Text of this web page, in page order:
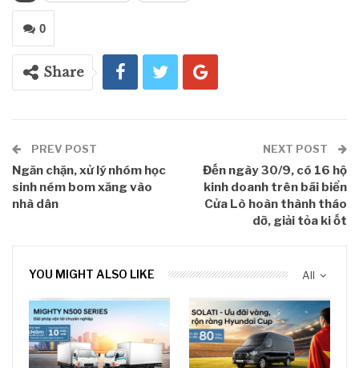
0
Share
PREV POST
Ngăn chặn, xử lý nhóm học
sinh ném bom xăng vào
nhà dân
NEXT POST
Đến ngày 30/9, có 16 hộ
kinh doanh trên bãi biển
Cửa Lò hoàn thành tháo
dỡ, giải tỏa ki ốt
All
YOU MIGHT ALSO LIKE